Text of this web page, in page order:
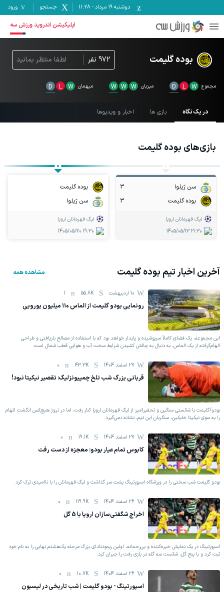
دوشنبه ۱۹ مرداد -
11:28 جستجو ورود
اپلیکیشن اندروید ورزش سه
بوده گلیمت 972 نفر لطفا منتظر بمانید
در یک نگاه بازی ها اخبار و ویدیوها
مجموع W
L
D میزبان W
W
W میهمان W
L
D
بازی‌های بوده گلیمت
سن ژیلوا
3
بوده گلیمت
3
لیگ قهرمانان اروپا
1405/05/13 21:30
بوده گلیمت
سن ژیلوا
لیگ قهرمانان اروپا
1405/05/20 19:30
آخرین اخبار تیم بوده گلیمت مشاهده همه
10 اردیبهشت 55.8K
1
رونمایی بودو گلیمت از الماس ۱۱۰ میلیون یورویی
این مجموعه، یک فضای کاملاً سرپوشیده و پایدار خواهد بود که با استفاده از مصالح بازیافتی و طراحی
الهام‌گرفته از یک الماس، به دنبال به چالش کشیدن شرایط سخت آب و هوایی قطب شمال است.
27 اسفند 1404 43.3K
0
قربانی بزرگ شب تلخ چمپیونزلیگ: تقصیر نیکیتا نبود!
بودو/گلیمت با شکستی سنگین و تحقیرآمیز از لیگ قهرمانان اروپا کنار رفت، اما در نروژ هیچ‌کس انگشت اتهام
را به سوی نیکیتا خایکین، سنگربان این تیم، نشانه نمی‌گیرد.
27 اسفند 1404 19.1K
0
کابوس تمام عیار بودو: معجزه از دست رفت
بودو گلیمت شب سختی را در ورزشگاه اسپورتینگ پشت سر گذاشت و لیگ قهرمانان را با ناامیدی ترک کرد.
26 اسفند 1404 119.9K
0
اخراج شگفتی‌سازان اروپا با 5 گل
اسپورتینگ در یک نمایش خیره‌کننده و بی‌رحمانه، اولین ریمونتادای بزرگ مرحله یک‌هشتم نهایی را به نام خود
ثبت کرد و با پنج گل، شکست سه گله در بازی رفت را جبران کرد.
26 اسفند 1404 10.7K
0
اسپورتینگ - بودو گلیمت | شب تاریخی در لیسبون